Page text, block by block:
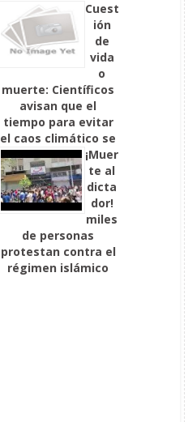
Cuest
ión
de
vida
o
muerte: Científicos
avisan que el
tiempo para evitar
el caos climático se
acaba
¡Muer
te al
dicta
dor!
miles
de personas
protestan contra el
régimen islámico